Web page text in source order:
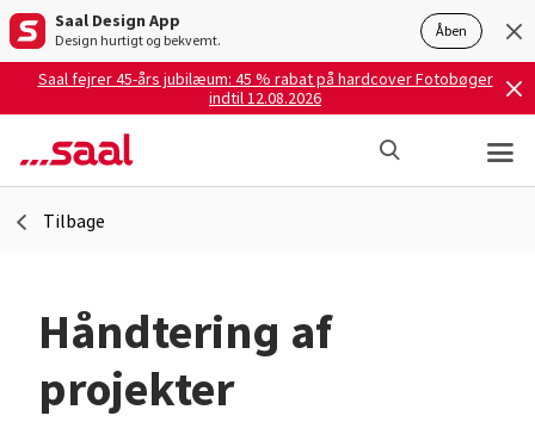
Saal Design App
Design hurtigt og bekvemt. Åben
Saal fejrer 45-års jubilæum: 45 % rabat på hardcover Fotobøger
indtil 12.08.2026
Tilbage
Håndtering af
projekter